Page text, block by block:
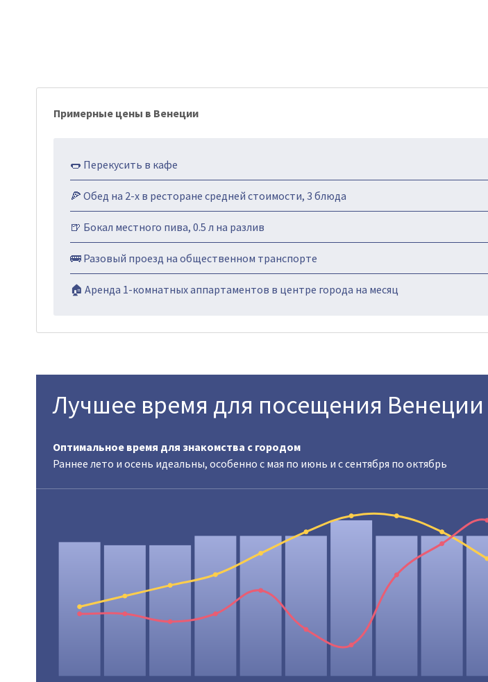
Примерные цены в Венеции
🌭 Перекусить в кафе
🍕 Обед на 2-х в ресторане средней стоимости, 3 блюда
🍺 Бокал местного пива, 0.5 л на разлив
🚌 Разовый проезд на общественном транспорте
🏠 Аренда 1-комнатных аппартаментов в центре города на месяц
Лучшее время для посещения Венеции
Оптимальное время для знакомства с городом
Раннее лето и осень идеальны, особенно с мая по июнь и с сентября по октябрь